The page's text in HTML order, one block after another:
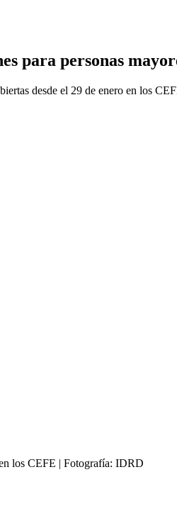
para personas
desde el 29 de enero en los
los CEFE | Fotografía: IDRD